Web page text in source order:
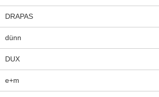
DRAPAS
dünn
DUX
e+m